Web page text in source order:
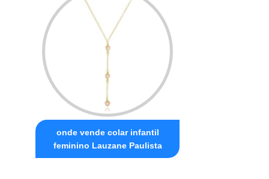
onde vende colar infantil
feminino Lauzane Paulista